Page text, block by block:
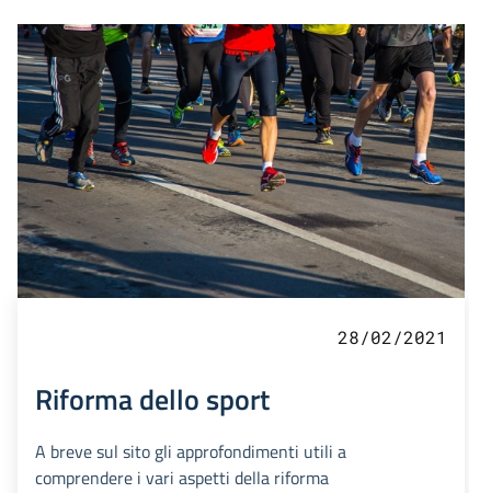
28/02/2021
Riforma dello sport
A breve sul sito gli approfondimenti utili a
comprendere i vari aspetti della riforma